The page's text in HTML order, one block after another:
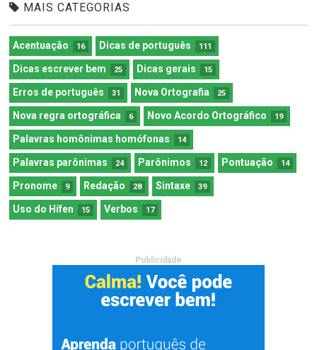
MAIS CATEGORIAS
Acentuação 16 Dicas de português 111
Dicas escrever bem 25 Dicas gerais 15
Erros de português 31 Nova Ortografia 25
Nova regra ortográfica 6 Novo Acordo Ortográfico 19
Palavras homônimas homófonas 14
Palavras parônimas 24 Parônimos 12 Pontuação 14
Pronome 9 Redação 28 Sintaxe 39
Uso do Hífen 15 Verbos 17
Publicidade